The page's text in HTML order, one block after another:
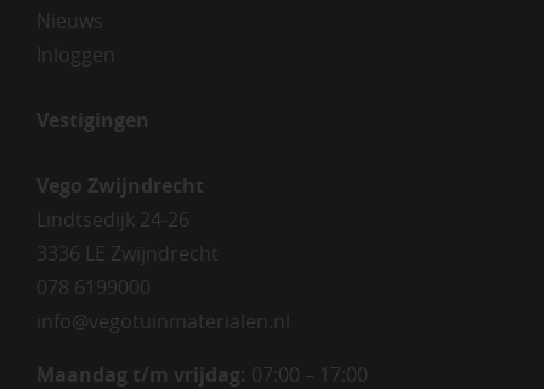
Nieuws
Inloggen
Vestigingen
Vego Zwijndrecht
Lindtsedijk 24-26
3336 LE Zwijndrecht
078 6199000
info@vegotuinmaterialen.nl
Maandag t/m vrijdag: 07:00 – 17:00